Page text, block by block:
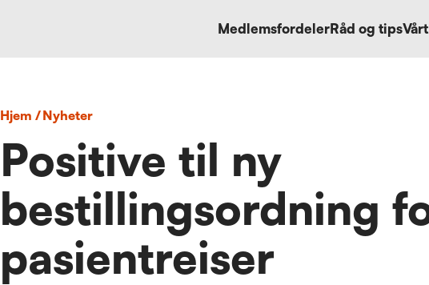
MedlemsfordelerRåd og tips
Hjem/ nyheter
Positive til ny
bestillingsordning
pasientreiser